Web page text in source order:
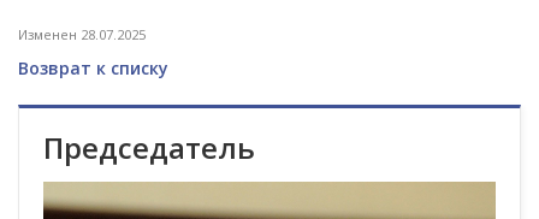
Изменен 28.07.2025
Возврат к списку
Председатель